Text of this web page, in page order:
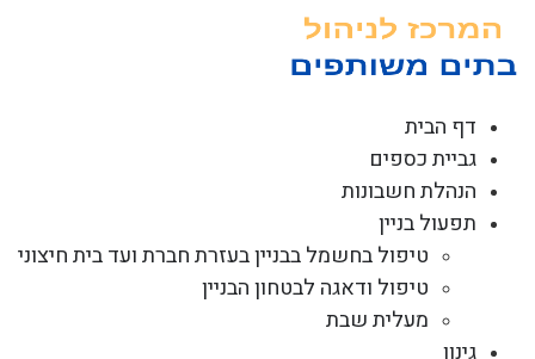
דף הבית
גביית כספים
הנהלת חשבונות
תפעול בניין
טיפול בחשמל בבניין בעזרת חברת ועד בית חיצוני
טיפול ודאגה לבטחון הבניין
מעלית שבת
גינון